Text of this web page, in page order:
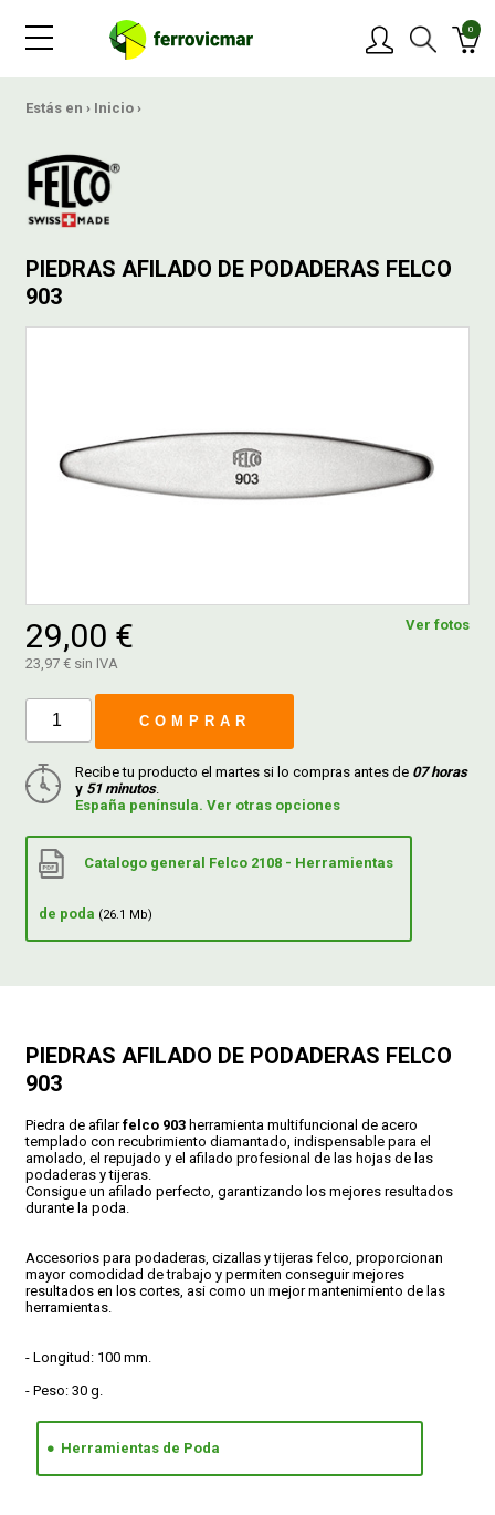
0
Estás en › Inicio ›
PIEDRAS AFILADO DE PODADERAS FELCO
903
Ver fotos
29,00 €
23,97 € sin IVA
COMPRAR
Recibe tu producto el martes si lo compras antes de 07 horas
y 51 minutos.
España península. Ver otras opciones
Catalogo general Felco 2108 - Herramientas
de poda (26.1 Mb)
PIEDRAS AFILADO DE PODADERAS FELCO
903
Piedra de afilarfelco 903 herramienta multifuncional de acero
templado con recubrimiento diamantado, indispensable para el
amolado, el repujado y el afilado profesional de las hojas de las
podaderas y tijeras.
Consigue un afilado perfecto, garantizando los mejores resultados
durante la poda.
Accesorios para podaderas, cizallas y tijeras felco, proporcionan
mayor comodidad de trabajo y permiten conseguir mejores
resultados en los cortes, asi como un mejor mantenimiento de las
herramientas.
- Longitud: 100 mm.
- Peso: 30 g.
Herramientas de Poda
CONTACTAR
CATÁLOGOS
GUÍAS
ENVÍOS
CONDICIONES